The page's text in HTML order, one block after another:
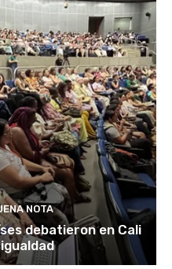
NOTA
debatieron en Cali